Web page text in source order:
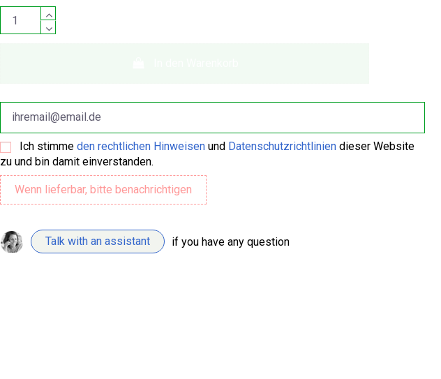
Ich stimmeden rechtlichen Hinweisen und Datenschutzrichtlinien dieser Website
zu und bin damit einverstanden.
Talk with an assistant if you have any question